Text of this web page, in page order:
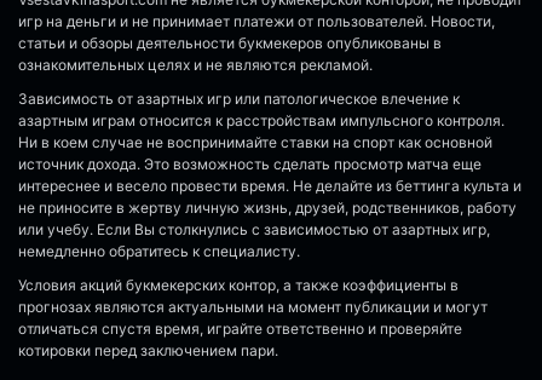
игр на деньги и не принимает платежи от пользователей. Новости,
статьи и обзоры деятельности букмекеров опубликованы в
ознакомительных целях и не являются рекламой.
Зависимость от азартных игр или патологическое влечение к
азартным играм относится к расстройствам импульсного контроля.
Ни в коем случае не воспринимайте ставки на спорт как основной
источник дохода. Это возможность сделать просмотр матча еще
интереснее и весело провести время. Не делайте из беттинга культа и
не приносите в жертву личную жизнь, друзей, родственников, работу
или учебу. Если Вы столкнулись с зависимостью от азартных игр,
немедленно обратитесь к специалисту.
Условия акций букмекерских контор, а также коэффициенты в
прогнозах являются актуальными на момент публикации и могут
отличаться спустя время, играйте ответственно и проверяйте
котировки перед заключением пари.